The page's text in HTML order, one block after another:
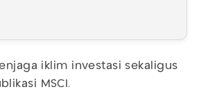
iklim investasi sekaligus
MSCI.